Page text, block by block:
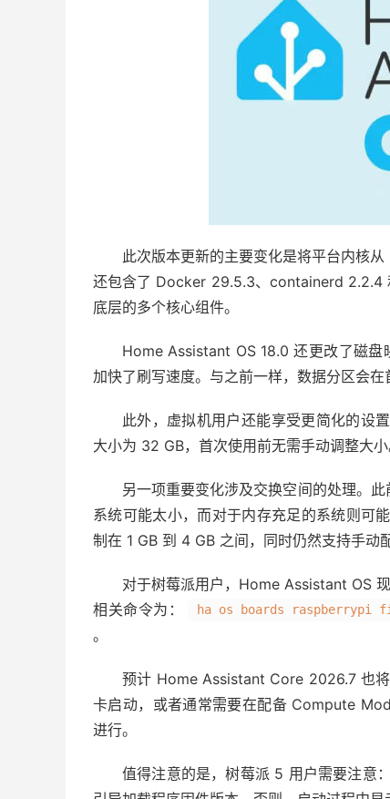
此次版本更新的主要变化是将平台内核
还包含了 Docker 29.5.3、containerd
底层的多个核心组件。
Home Assistant OS 18.0 还更改了磁
加快了刷写速度。与之前一样，数据分区会在
此外，虚拟机用户还能享受更简化的
大小为 32 GB，首次使用前无需手动调整大小
另一项重要变化涉及交换空间的处理。
系统可能太小，而对于内存充足的系统则可
制在 1 GB 到 4 GB 之间，同时仍然支持手动
对于树莓派用户，Home Assistant OS
相关命令为：
ha os boards raspberrypi
。
预计 Home Assistant Core 2026.7 也
卡启动，或者通常需要在配备 Compute
进行。
值得注意的是，树莓派 5 用户需要注意